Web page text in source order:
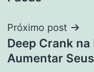
Próximo post
Deep Crank
Aumentar